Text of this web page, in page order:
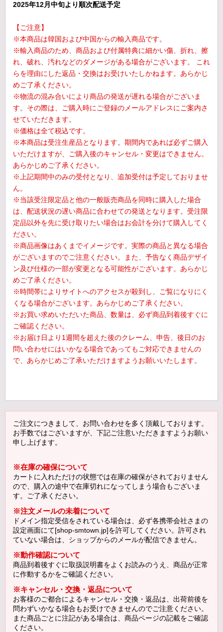
2025年12月中旬より順次配送予定
【ご注意】
※本商品は韓国および中国からの輸入商品です。
※輸入商品のため、商品および付属特典に細かい傷、折れ、擦
れ、破れ、汚れなどのダメージがある場合がございます。 これ
らを理由にした返品・交換はお受けいたしかねます。あらかじ
めご了承ください。
※物流の混み合いにより商品の発送が遅れる場合がございま
す。その際は、ご購入時にご登録のメールアドレスにご案内さ
せていただきます。
※価格は全て税込です。
※本商品は受注生産品となります。期間内であれば必ずご購入
いただけますが、ご購入後のキャンセル・変更はできません。
あらかじめご了承ください。
※上記期間中のみの受付となり、追加受付は予定しておりませ
ん。
※当該受注限定品と他の一般販売商品を同時に購入した場合
は、配送状況の遅い商品に合わせての発送となります。受注限
定品以外を先に受け取りたい場合はお会計を分けて購入してく
ださい。
※商品画像はあくまでイメージです。実際の商品と異なる場合
がございますのでご注意ください。また、予告なく商品デザイ
ン及び仕様の一部が変更となる可能性がございます。あらかじ
めご了承ください。
※時間帯によりサイトへのアクセスが殺到し、ご覧になりにく
くなる場合がございます。あらかじめご了承ください。
※お買い求めいただいた商品、数量は、必ず商品到着後すぐに
ご確認ください。
※お届け日より1週間を超えた後のクレーム、申告、後日のお
問い合わせにはいかなる場合であってもご対応できませんの
で、あらかじめご了承いただけますようお願いいたします。
ご注文につきまして、お問い合わせを多く頂戴しております。
お手数ではございますが、下記ご注意いただきますようお願い
申し上げます。
※在庫の確保について
カートに入れただけの状態では在庫の確保がされておりません
ので、購入の途中で在庫切れになってしまう場合もございま
す。ご了承ください。
※注文メールの未着について
ドメイン指定受信をされている場合は、必ず各携帯会社さまの
設定画面にて[shop-smtown.jp]を許可してください。許可され
ていない場合は、ショップからのメールが配信できません。
※動作確認について
商品到着後すぐに取扱説明書をよくお読みのうえ、商品が正常
に作動するかをご確認ください。
※キャンセル・交換・返品について
お客様のご都合によるキャンセル・交換・返品は、出荷前後を
問わずいかなる場合もお受けできませんのでご注意ください。
また商品ごとに注記がある場合は、商品ページの記載をご確認
ください。